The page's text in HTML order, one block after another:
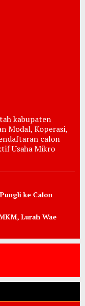
kabupaten
Modal, Koperasi,
calon
Usaha Mikro
ke Calon
Lurah Wae